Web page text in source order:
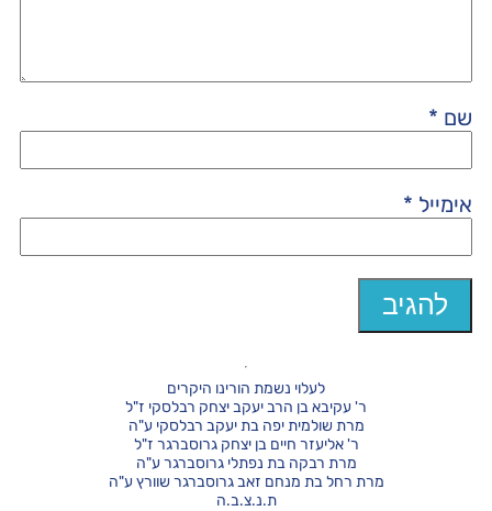
שם *
אימייל *
לעלוי נשמת הורינו היקרים
ר' עקיבא בן הרב יעקב יצחק רבלסקי ז"ל
מרת שולמית יפה בת יעקב רבלסקי ע"ה
ר' אליעזר חיים בן יצחק גרוסברגר ז"ל
מרת רבקה בת נפתלי גרוסברגר ע"ה
מרת רחל בת מנחם זאב גרוסברגר שוורץ ע"ה
ת.נ.צ.ב.ה